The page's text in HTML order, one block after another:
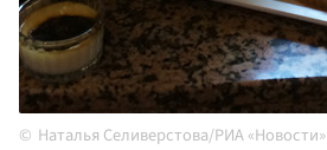
Наталья Селиверстова/РИА «Новости»